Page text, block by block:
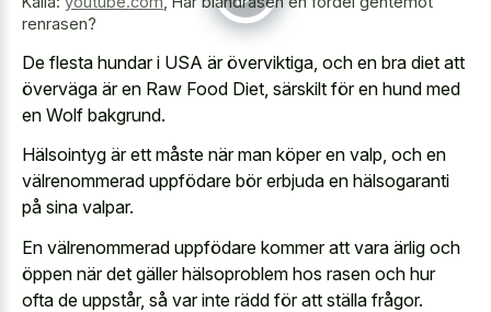
renrasen?
De flesta hundar i USA är överviktiga, och en bra diet att
överväga är en Raw Food Diet, särskilt för en hund med
en Wolf bakgrund.
Hälsointyg är ett måste när man köper en valp, och en
välrenommerad uppfödare bör erbjuda en hälsogaranti
på sina valpar.
En välrenommerad uppfödare kommer att vara ärlig och
öppen när det gäller hälsoproblem hos rasen och hur
ofta de uppstår, så var inte rädd för att ställa frågor.